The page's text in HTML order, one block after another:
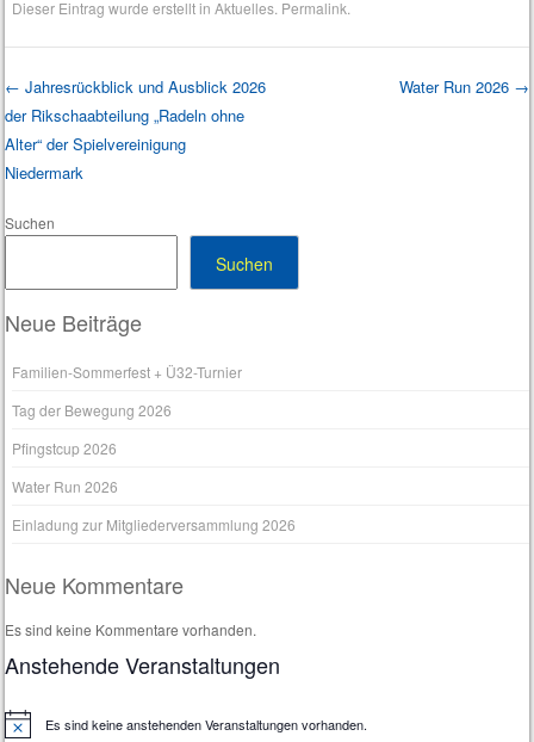
Dieser Eintrag wurde erstellt inAktuelles Permalink
Post navigation
← Jahresrückblick und Ausblick 2026
der Rikschaabteilung „Radeln ohne
Alter“ der Spielvereinigung
Niedermark
Water Run 2026 →
Suchen
Suchen
Neue Beiträge
Familien-Sommerfest + Ü32-Turnier
Tag der Bewegung 2026
Pfingstcup 2026
Water Run 2026
Einladung zur Mitgliederversammlung 2026
Neue Kommentare
Es sind keine Kommentare vorhanden.
Anstehende Veranstaltungen
H
Es sind keine anstehenden Veranstaltungen vorhanden.